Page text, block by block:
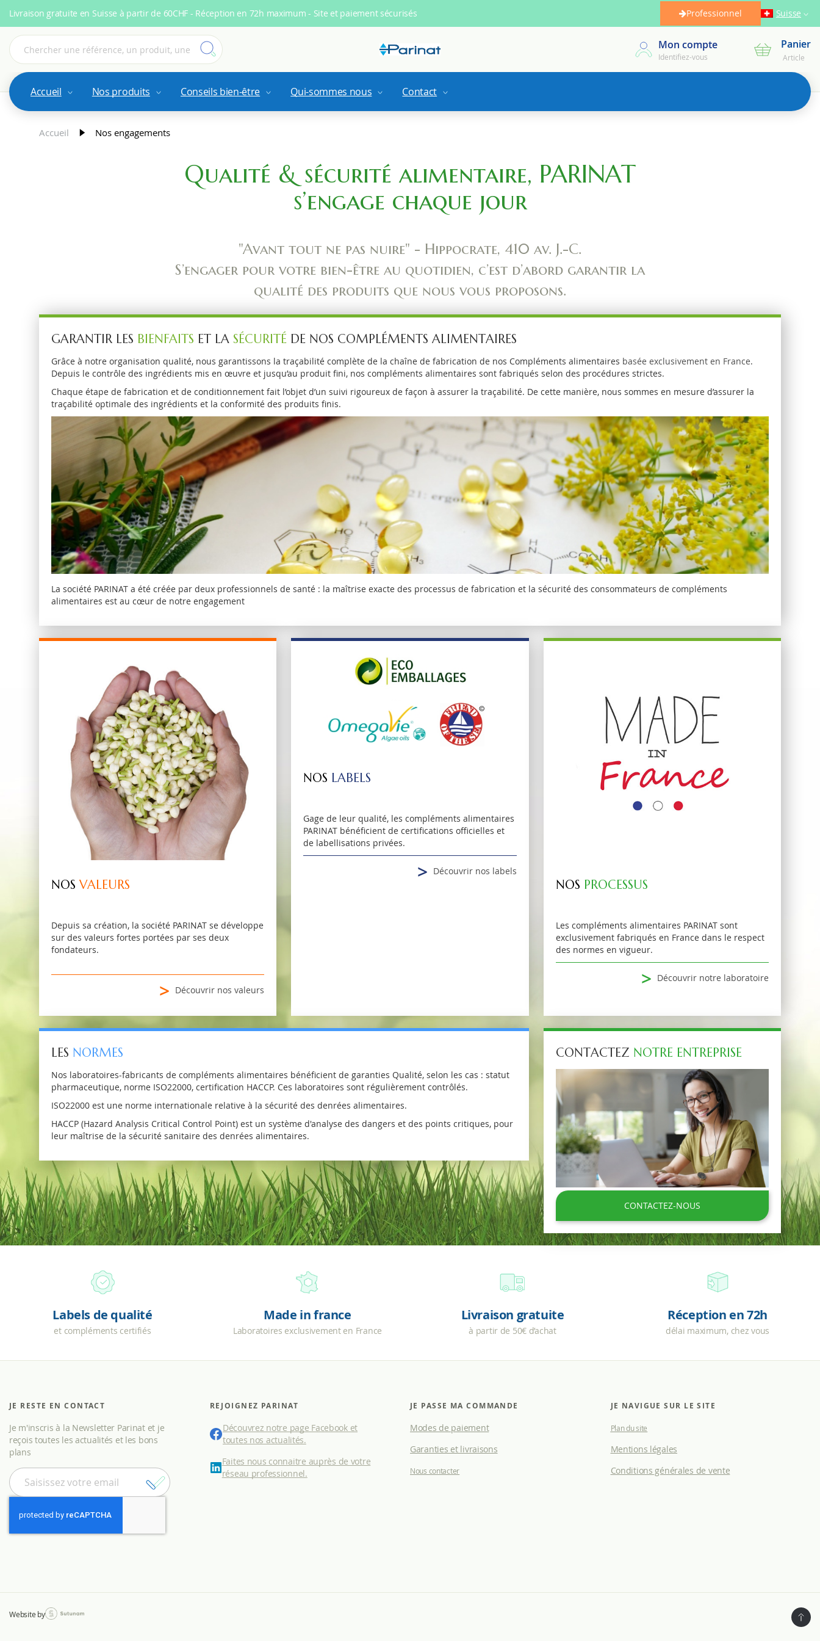
Livraison gratuite en Suisse à partir de 60CHF - Réception en 72h maximum - Site et paiement sécurisés Professionnel Suisse
Mon compte
Identifiez-vous Mon panier
Panier
Article
Accueil Nos produits Conseils bien-être Qui-sommes nous Contact
Accueil Nos engagements
Qualité & sécurité alimentaire, PARINAT
s’engage chaque jour
"Avant tout ne pas nuire" - Hippocrate, 410 av. J.-C.
S’engager pour votre bien-être au quotidien, c’est d’abord garantir la
qualité des produits que nous vous proposons.
GARANTIR LES BIENFAITS ET LA SÉCURITÉ DE NOS COMPLÉMENTS ALIMENTAIRES
Grâce à notre organisation qualité, nous garantissons la traçabilité complète de la chaîne de fabrication de nos Compléments alimentaires basée exclusivement en France.
Depuis le contrôle des ingrédients mis en œuvre et jusqu’au produit fini, nos compléments alimentaires sont fabriqués selon des procédures strictes.
Chaque étape de fabrication et de conditionnement fait l’objet d’un suivi rigoureux de façon à assurer la traçabilité. De cette manière, nous sommes en mesure d’assurer la
traçabilité optimale des ingrédients et la conformité des produits finis.
La société PARINAT a été créée par deux professionnels de santé : la maîtrise exacte des processus de fabrication et la sécurité des consommateurs de compléments
alimentaires est au cœur de notre engagement
NOSVALEURS
Depuis sa création, la société PARINAT se développe
sur des valeurs fortes portées par ses deux
fondateurs.
> Découvrir nos valeurs
NOS LABELS
Gage de leur qualité, les compléments alimentaires
PARINAT bénéficient de certifications officielles et
de labellisations privées.
> Découvrir nos labels
NOS PROCESSUS
Les compléments alimentaires PARINAT sont
exclusivement fabriqués en France dans le respect
des normes en vigueur.
> Découvrir notre laboratoire
LES NORMES
Nos laboratoires-fabricants de compléments alimentaires bénéficient de garanties Qualité, selon les cas : statut
pharmaceutique, norme ISO22000, certification HACCP. Ces laboratoires sont régulièrement contrôlés.
ISO22000 est une norme internationale relative à la sécurité des denrées alimentaires.
HACCP (Hazard Analysis Critical Control Point) est un système d'analyse des dangers et des points critiques, pour
leur maîtrise de la sécurité sanitaire des denrées alimentaires.
CONTACTEZ NOTRE ENTREPRISE
CONTACTEZ-NOUS
Labels de qualité
et compléments certifiés
Made in france
Laboratoires exclusivement en France
Livraison gratuite
à partir de 50€ d’achat
Réception en 72h
délai maximum, chez vous
JE RESTE EN CONTACT
Je m'inscris à la Newsletter Parinat et je
reçois toutes les actualités et les bons
plans
I
n
s
i
n
n
REJOIGNEZ PARINAT
Découvrez notre page Facebook et
toutes nos actualités.
Faites nous connaitre auprès de votre
réseau professionnel.
JE PASSE MA COMMANDE
Modes de paiement
Garanties et livraisons
Nous contacter
JE NAVIGUE SUR LE SITE
Plan du site
Mentions légales
Conditions générales de vente
Website by